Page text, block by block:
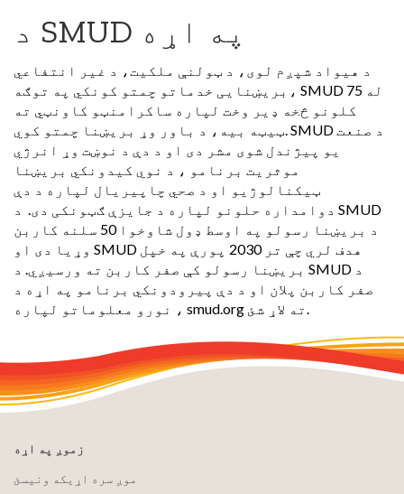
د SMUD په اړه
د هیواد شپږم لوی، د ټولنې ملکیت، د غیر انتفاعي
بریښنایی خدماتو چمتو کونکي په توګه، SMUD له 75
کلونو څخه ډیر وخت لپاره ساکرامنټو کاونټي ته
ټیټه بیه، د باور وړ بریښنا چمتو کوي. SMUD د صنعت
یو پیژندل شوی مشر دی او د دې د نوښت وړ انرژي
موثریت برنامو ، د نوي کیدونکي بریښنا
ټیکنالوژیو او د صحي چاپیریال لپاره د دې
دوامداره حلونو لپاره د جایزې ګټونکی دی. د SMUD
د بریښنا رسولو په اوسط ډول شاوخوا 50 سلنه کاربن
وړیا دی او SMUD هدف لري چې تر 2030 پورې په خپل
بریښنا رسولو کې صفر کاربن ته ورسیږي. د SMUD د
صفر کاربن پلان او د دې پیرودونکي برنامو په اړه د
نورو معلوماتو لپاره ، smud.org ته لاړ شئ.
زموږ په اړه
موږ سره اړیکه ونیسئ